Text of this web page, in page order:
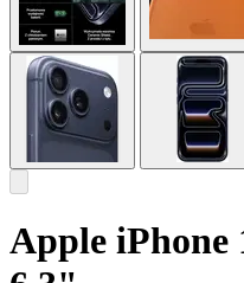
Apple iPhone